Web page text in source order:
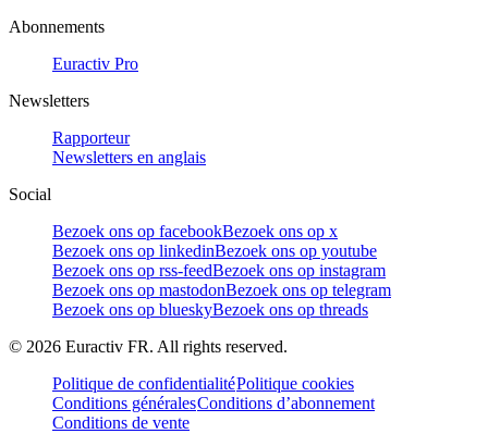
Abonnements
Euractiv Pro
Newsletters
Rapporteur
Newsletters en anglais
Social
Bezoek ons op facebookBezoek ons op x
Bezoek ons op linkedinBezoek ons op youtube
Bezoek ons op rss-feedBezoek ons op instagram
Bezoek ons op mastodonBezoek ons op telegram
Bezoek ons op blueskyBezoek ons op threads
© 2026 Euractiv FR. All rights reserved.
Politique de confidentialitéPolitique cookies
Conditions généralesConditions d’abonnement
Conditions de vente